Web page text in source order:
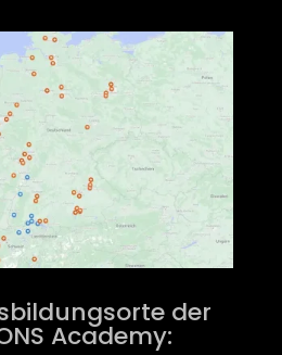
der
Academy: